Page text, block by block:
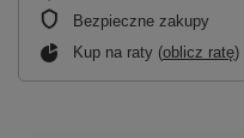
Bezpieczne zakupy
Kup na raty (oblicz ratę)